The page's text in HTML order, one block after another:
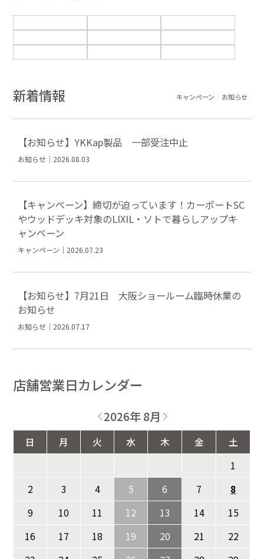
新着情報 キャンペーン お知らせ
【お知らせ】YKKap製品 一部受注中止
お知らせ｜2026.08.03
【キャンペーン】締切が迫っています！カーポートSC
やウッドデッキ対象のLIXIL・ソトで暮らしアップキ
ャンペーン
キャンペーン｜2026.07.23
【お知らせ】7月21日 大阪ショールーム臨時休業の
お知らせ
お知らせ｜2026.07.17
店舗営業日カレンダー
2026年 8月
日 月 火 水 木 金
土
1
2
3 4 5 6 7
8
9
10 11 12 13 14
15
16
17 18 19 20 21
22